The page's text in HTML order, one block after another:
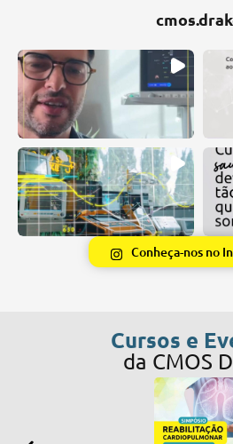
Conheça-nos no
Cursos e
da CMOS